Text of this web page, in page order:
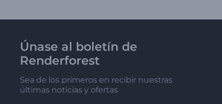
Únase al boletín de
Renderforest
Sea de los primeros en recibir nuestras
últimas noticias y ofertas